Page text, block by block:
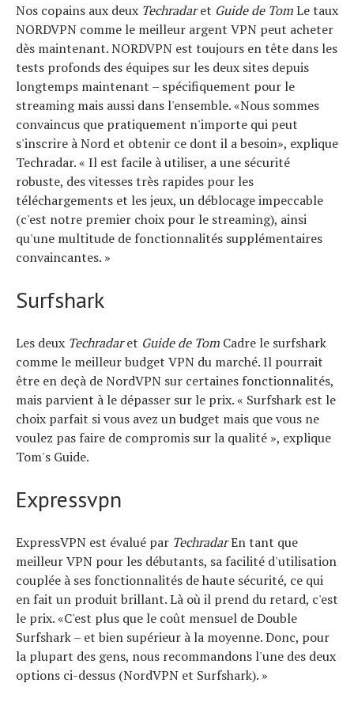
Nos copains aux deux Techradaret Guide de TomLe taux
NORDVPN comme le meilleur argent VPN peut acheter
dès maintenant. NORDVPN est toujours en tête dans les
tests profonds des équipes sur les deux sites depuis
longtemps maintenant – spécifiquement pour le
streaming mais aussi dans l'ensemble. «Nous sommes
convaincus que pratiquement n'importe qui peut
s'inscrire à Nord et obtenir ce dont il a besoin», explique
Techradar. « Il est facile à utiliser, a une sécurité
robuste, des vitesses très rapides pour les
téléchargements et les jeux, un déblocage impeccable
(c'est notre premier choix pour le streaming), ainsi
qu'une multitude de fonctionnalités supplémentaires
convaincantes. »
Surfshark
Les deux Techradaret Guide de Tom Cadre le surfshark
comme le meilleur budget VPN du marché. Il pourrait
être en deçà de NordVPN sur certaines fonctionnalités,
mais parvient à le dépasser sur le prix. « Surfshark est le
choix parfait si vous avez un budget mais que vous ne
voulez pas faire de compromis sur la qualité », explique
Tom's Guide.
Expressvpn
ExpressVPN est évalué par TechradarEn tant que
meilleur VPN pour les débutants, sa facilité d'utilisation
couplée à ses fonctionnalités de haute sécurité, ce qui
en fait un produit brillant. Là où il prend du retard, c'est
le prix. «C'est plus que le coût mensuel de Double
Surfshark – et bien supérieur à la moyenne. Donc, pour
la plupart des gens, nous recommandons l'une des deux
options ci-dessus (NordVPN et Surfshark). »